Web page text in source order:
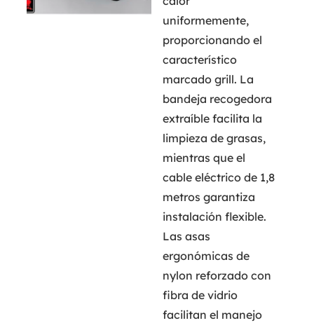
uniformemente,
proporcionando el
característico
marcado grill. La
bandeja recogedora
extraíble facilita la
limpieza de grasas,
mientras que el
cable eléctrico de 1,8
metros garantiza
instalación flexible.
Las asas
ergonómicas de
nylon reforzado con
fibra de vidrio
facilitan el manejo